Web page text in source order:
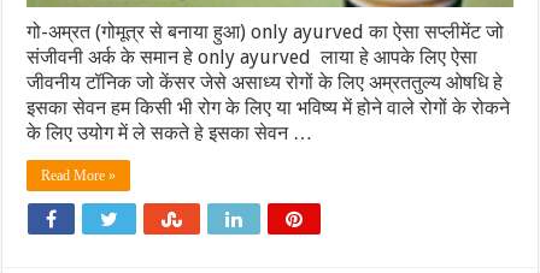
गो-अम्रत (गोमूत्र से बनाया हुआ) only ayurved का ऐसा सप्लीमेंट जो
संजीवनी अर्क के समान हे only ayurved लाया हे आपके लिए ऐसा
जीवनीय टॉनिक जो केंसर जेसे असाध्य रोगों के लिए अम्रततुल्य ओषधि हे
इसका सेवन हम किसी भी रोग के लिए या भविष्य में होने वाले रोगों के रोकने
के लिए उयोग में ले सकते हे इसका सेवन …
Read More »